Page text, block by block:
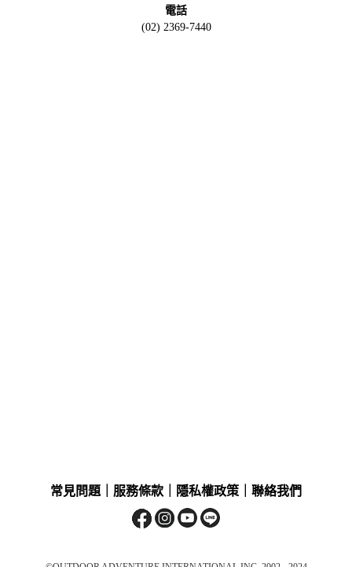
電話
(02) 2369-7440
常見問題 服務條款 隱私權政策 聯絡我們